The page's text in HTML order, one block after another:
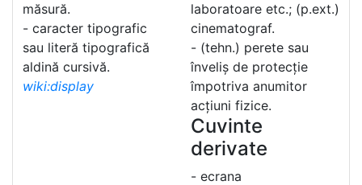
măsură.
- caracter tipografic
sau literă tipografică
aldină cursivă.
wiki:display
laboratoare etc.; (p.ext.)
cinematograf.
- (tehn.) perete sau
înveliș de protecție
împotriva anumitor
acțiuni fizice.
Cuvinte
derivate
- ecrana